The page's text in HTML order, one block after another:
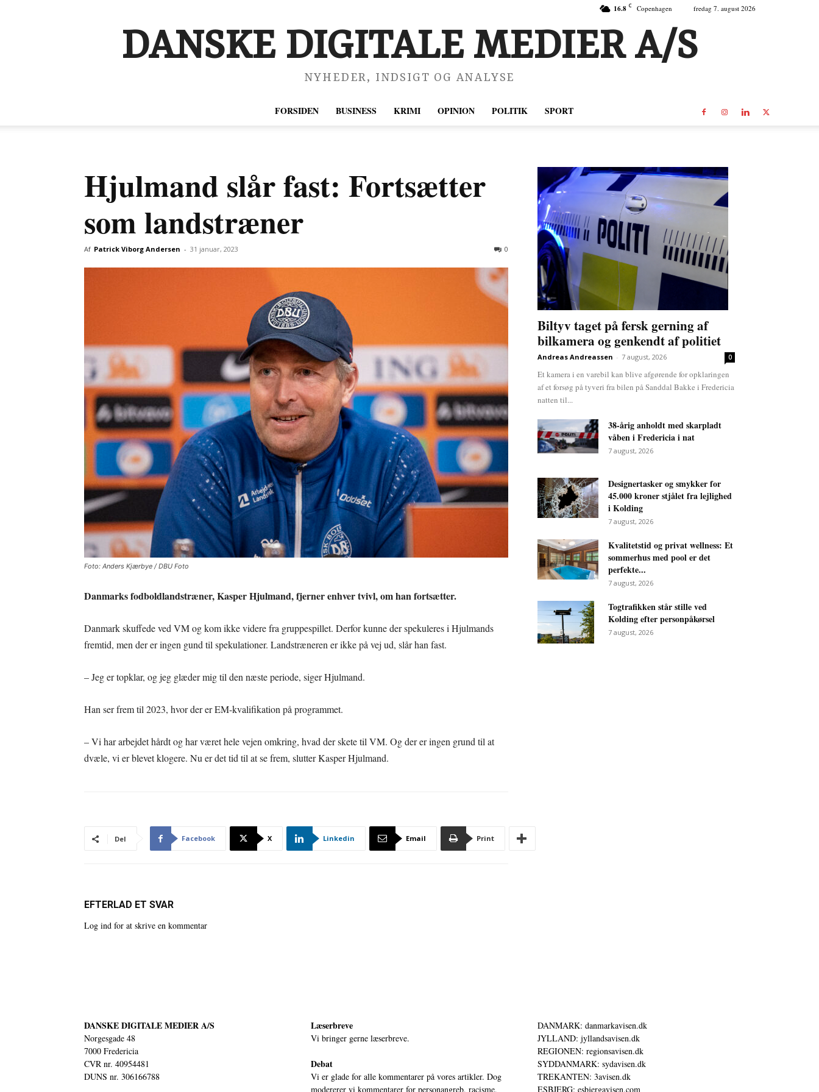
16.8 C Copenhagen fredag 7. august 2026
DANSKE DIGITALE MEDIER A/S
NYHEDER, INDSIGT OG ANALYSE
FORSIDEN BUSINESS KRIMI OPINION POLITIK SPORT
Hjulmand slår fast: Fortsætter
som landstræner
Af Patrick Viborg Andersen - 31 januar, 2023 0
Foto: Anders Kjærbye / DBU Foto
Danmarks fodboldlandstræner, Kasper Hjulmand, fjerner enhver tvivl, om han fortsætter.
Danmark skuffede ved VM og kom ikke videre fra gruppespillet. Derfor kunne der spekuleres i Hjulmands
fremtid, men der er ingen gund til spekulationer. Landstræneren er ikke på vej ud, slår han fast.
– Jeg er topklar, og jeg glæder mig til den næste periode, siger Hjulmand.
Han ser frem til 2023, hvor der er EM-kvalifikation på programmet.
– Vi har arbejdet hårdt og har været hele vejen omkring, hvad der skete til VM. Og der er ingen grund til at
dvæle, vi er blevet klogere. Nu er det tid til at se frem, slutter Kasper Hjulmand.
Del Facebook X Linkedin Email Print
EFTERLAD ET SVAR
Log ind for at skrive en kommentar
Biltyv taget på fersk gerning af
bilkamera og genkendt af politiet
Andreas Andreassen - 7 august, 2026 0
Et kamera i en varebil kan blive afgørende for opklaringen
af et forsøg på tyveri fra bilen på Sanddal Bakke i Fredericia
natten til...
38-årig anholdt med skarpladt
våben i Fredericia i nat
7 august, 2026
Designertasker og smykker for
45.000 kroner stjålet fra lejlighed
i Kolding
7 august, 2026
Kvalitetstid og privat wellness: Et
sommerhus med pool er det
perfekte...
7 august, 2026
Togtrafikken står stille ved
Kolding efter personpåkørsel
7 august, 2026
DANSKE DIGITALE MEDIER A/S
Norgesgade 48
7000 Fredericia
CVR nr. 40954481
DUNS nr. 306166788
Læserbreve
Vi bringer gerne læserbreve.
Debat
Vi er glade for alle kommentarer på vores artikler. Dog
modererer vi kommentarer for personangreb, racisme,
DANMARK: danmarkavisen.dk
JYLLAND: jyllandsavisen.dk
REGIONEN: regionsavisen.dk
SYDDANMARK: sydavisen.dk
TREKANTEN: 3avisen.dk
ESBJERG: esbjergavisen.com